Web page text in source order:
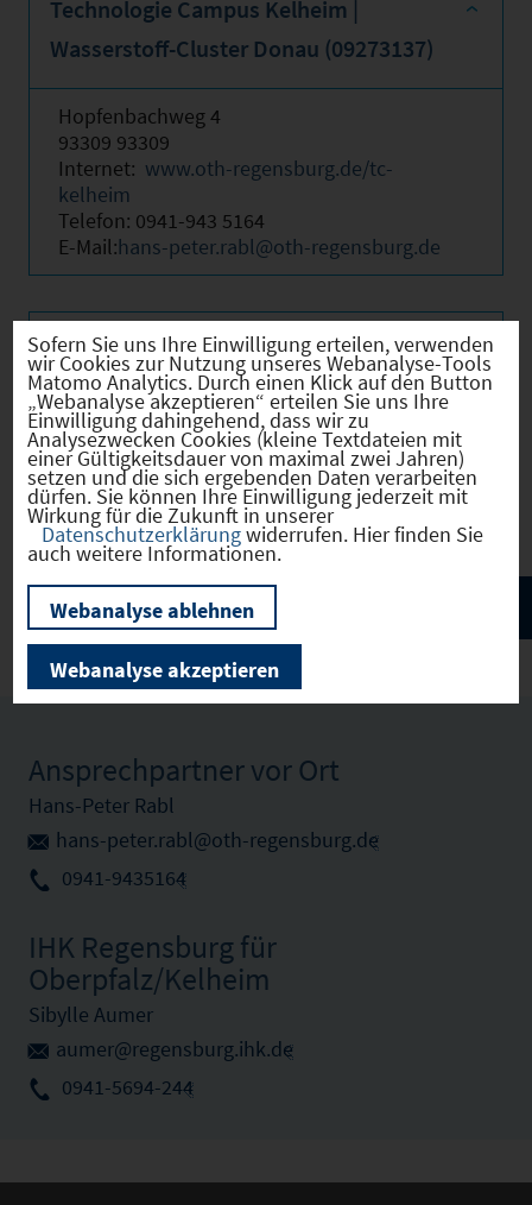
Technologie Campus Kelheim |
Wasserstoff-Cluster Donau (09273137)
Hopfenbachweg 4
93309 93309
Internet: www.oth-regensburg.de/tc-
kelheim
Telefon: 0941-943 5164
E-Mail:hans-peter.rabl@oth-regensburg.de
Beschreibung
www.oth-regensburg.de/tc-kelheim
Ansprechpartner vor Ort
Hans-Peter Rabl
hans-peter.rabl@oth-regensburg.de
0941-9435164
IHK Regensburg für
Oberpfalz/Kelheim
Sibylle Aumer
aumer@regensburg.ihk.de
0941-5694-244
Sofern Sie uns Ihre Einwilligung erteilen, verwenden
wir Cookies zur Nutzung unseres Webanalyse-Tools
Matomo Analytics. Durch einen Klick auf den Button
„Webanalyse akzeptieren“ erteilen Sie uns Ihre
Einwilligung dahingehend, dass wir zu
Analysezwecken Cookies (kleine Textdateien mit
einer Gültigkeitsdauer von maximal zwei Jahren)
setzen und die sich ergebenden Daten verarbeiten
dürfen. Sie können Ihre Einwilligung jederzeit mit
Wirkung für die Zukunft in unserer
Datenschutzerklärungwiderrufen. Hier finden Sie
auch weitere Informationen.
Webanalyse ablehnen
Webanalyse akzeptieren